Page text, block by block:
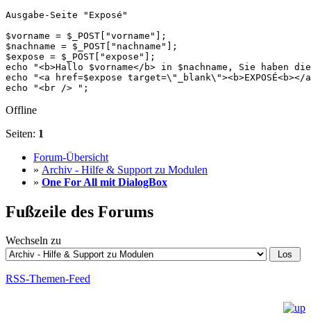
Ausgabe-Seite "Exposé"
$vorname = $_POST["vorname"];
$nachname = $_POST["nachname"];
$expose = $_POST["expose"];
echo "<b>Hallo $vorname</b> in $nachname, Sie
echo "<a href=$expose target=\"_blank\"><b>EXPOSÉ<b></
echo "<br /> ";
Offline
Seiten: 1
Forum-Übersicht
» Archiv - Hilfe & Support zu Modulen
» One For All mit DialogBox
Fußzeile des Forums
Wechseln zu
RSS-Themen-Feed